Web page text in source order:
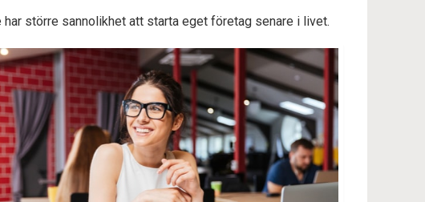
större sannolikhet att starta eget företag senare i livet.